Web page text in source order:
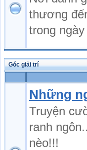
thương
trong
Góc giải trí
Những
Truyện
ranh
nèo!!!